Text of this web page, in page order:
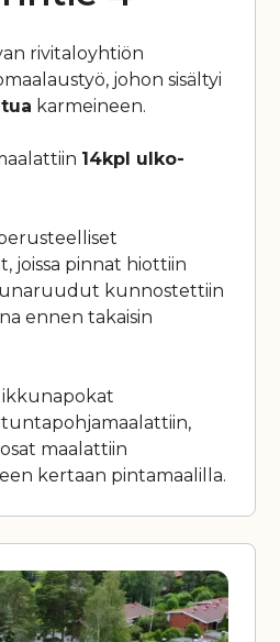
rivitaloyhtiön
johon sisältyi
karmeineen.
14kpl ulko-
joissa pinnat hiottiin
kunnostettiin
ennen takaisin
maalattiin
kertaan pintamaalilla.